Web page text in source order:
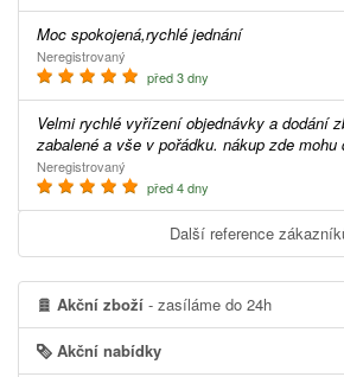
Moc spokojená,rychlé jednání
Neregistrovaný
před 3 dny
Velmi rychlé vyřízení objednávky a dodání zboží. pečlivě
zabalené a vše v pořádku. nákup zde mohu
Neregistrovaný
před 4 dny
Další reference
Akční zboží - zasíláme do 24h
Akční nabídky